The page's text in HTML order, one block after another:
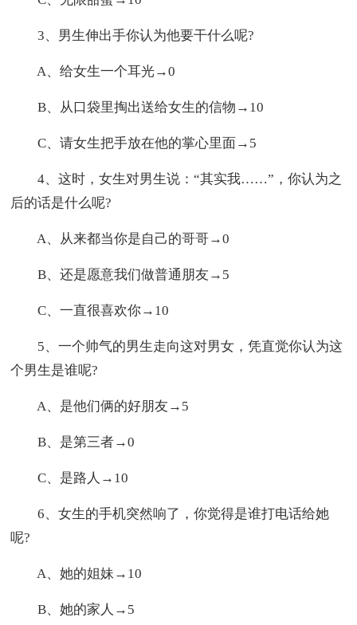
3、男生伸出手你认为他要干什么呢?
A、给女生一个耳光→0
B、从口袋里掏出送给女生的信物→10
C、请女生把手放在他的掌心里面→5
4、这时，女生对男生说：“其实我……”，你认为之
后的话是什么呢?
A、从来都当你是自己的哥哥→0
B、还是愿意我们做普通朋友→5
C、一直很喜欢你→10
5、一个帅气的男生走向这对男女，凭直觉你认为这
个男生是谁呢?
A、是他们俩的好朋友→5
B、是第三者→0
C、是路人→10
6、女生的手机突然响了，你觉得是谁打电话给她
呢?
A、她的姐妹→10
B、她的家人→5